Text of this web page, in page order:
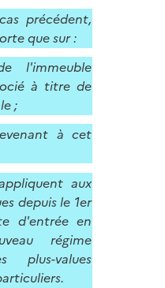
précédent,
que sur :
l'immeuble
à titre de
;
à cet
aux
depuis le 1er
d'entrée en
régime
plus-values